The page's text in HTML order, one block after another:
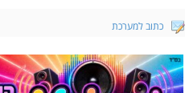
כתוב למערכת